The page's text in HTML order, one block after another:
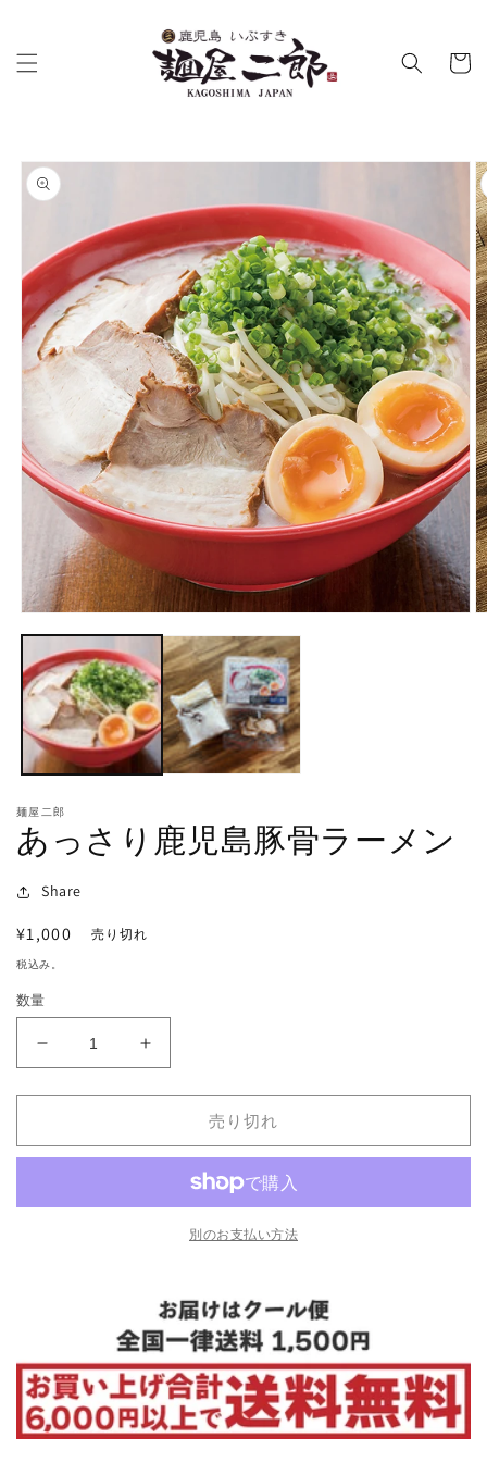
ー
商品情
報にス
キップ
ー
ダ
ル
で
メ
デ
ィ
ア
を
開
く
麺屋二郎
あっさり鹿児島豚骨ラーメン
Share
通
常
格
¥1,000 売り切れ
税込み。
数量
鹿
島
ン
の
数
量
あ
鹿
島
ー
メ
ン
の
数
量
売り切れ
別のお支払い方法